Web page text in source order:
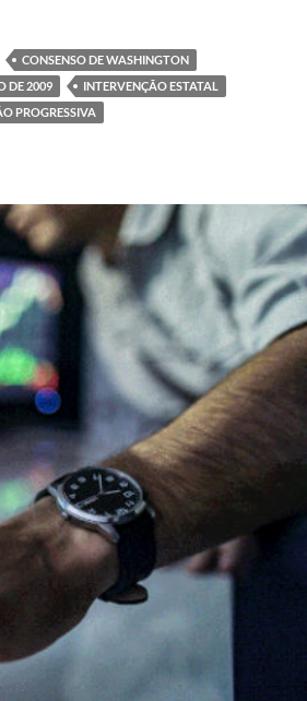
CONSENSO DE WASHINGTON
DE 2009
INTERVENÇÃO ESTATAL
PROGRESSIVA